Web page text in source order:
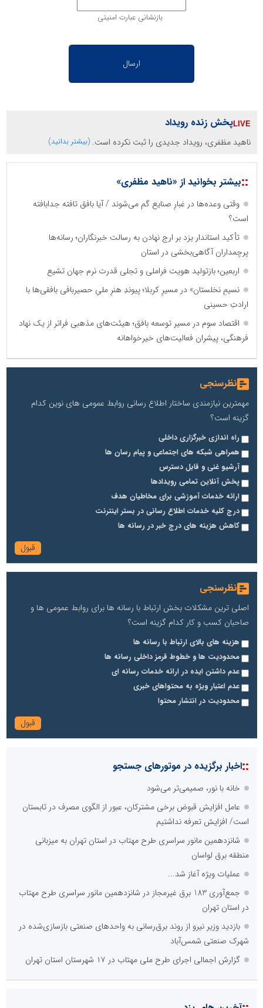
بازنشانی عبارت امنیتی
پخش زنده رویداد
ناهید مظفری، رویداد جدیدی را ثبت نکرده است. (بیشتر بدانید)
::بیشتر بخوانید از «ناهید مظفری»
وقتی وعده‌ها در غبارِ صنایع گم می‌شوند / آیا بافق تافته جدابافته
است؟
تأکید استاندار یزد بر ارج نهادن به رسالت خبرنگاران؛ رسانه‌ها
پرچمداران آگاهی‌بخشی در استان
اربعین؛ بازتولید هویت فراملی و تجلی قدرت نرم جهان تشیع
نسیمِ نخلستان» در مسیرِ کربلا؛ پیوندِ هنرِ ملیِ حصیربافی بافقی‌ها با
ارادتِ حسینی
اقتصاد سوم در مسیر توسعه بافق؛ هیئت‌های مذهبی فراتر از یک نهاد
فرهنگی، پیشران فعالیت‌های خیرخواهانه
نظرسنجی
مهمترین نیازمندی ساختار اطلاع رسانی روابط عمومی های نوین کدام
گزینه است؟
راه اندازی خبرگزاری داخلی
همراهی شبکه های اجتماعی و پیام رسان ها
آرشیو غنی و قابل دسترس
پخش آنلاین تمامی رویدادها
ارائه خدمات آموزشی برای مخاطیان هدف
درج کلیه خدمات اطلاع رسانی در بستر اینترنت
کاهش هزینه های درج خبر در رسانه ها
نظرسنجی
اصلی ترین مشکلات بخش ارتباط با رسانه ها برای روابط عمومی ها و
صاحبان کسب و کار کدام گزینه است؟
هزینه های بالای ارتباط با رسانه ها
محدودیت ها و خطوط قرمز داخلی رسانه ها
عدم داشتن ایده در ارائه خدمات رسانه ای
عدم اعتبار ویژه به محتواهای خبری
محدودیت در انتشار محتوا
::اخبار برگزیده در موتورهای جستجو
خانه با نور، صمیمی‌تر می‌شود
عامل افزایش قبوض برخی مشترکان، عبور از الگوی مصرف در تابستان
است/ افزایش تعرفه نداشتیم
شانزدهمین مانور سراسری طرح مهتاب در استان تهران به میزبانی
منطقه برق لواسان
عملیات ویژه آغاز شد...
جمع‌آوری 183 برق غیرمجاز در شانزدهمین مانور سراسری طرح مهتاب
در استان تهران
بازدید وزیر نیرو از روند برق‌رسانی به واحدهای صنعتی بازسازی‌شده در
شهرک صنعتی شمس‌آباد
گزارش اجمالی اجرای طرح ملی مهتاب در ۱۷ شهرستان استان تهران